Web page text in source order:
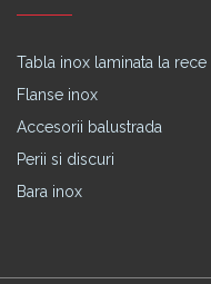
Tabla inox laminata la rece
Flanse inox
Accesorii balustrada
Perii si discuri
Bara inox